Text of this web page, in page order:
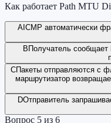
Как работает Path MTU
AICMP автоматически
B Получатель сообщает
CПакеты отправляются с
маршрутизатор
DОтправитель
Вопрос 5 из 6